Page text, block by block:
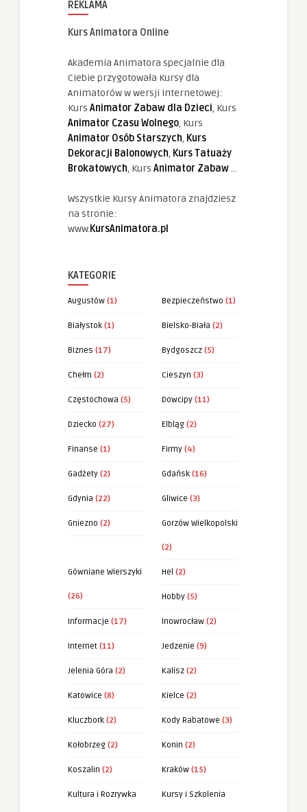
REKLAMA
Kurs Animatora Online
Akademia Animatora specjalnie dla
Ciebie przygotowała Kursy dla
Animatorów w wersji internetowej:
Kurs Animator Zabaw dla Dzieci, Kurs
Animator Czasu Wolnego, Kurs
Animator Osób Starszych, Kurs
Dekoracji Balonowych, Kurs Tatuaży
Brokatowych, Kurs Animator Zabaw...
Wszystkie Kursy Animatora znajdziesz
na stronie:
www.KursAnimatora.pl
KATEGORIE
Augustów (1) Bezpieczeństwo (1)
Białystok (1) Bielsko-Biała (2)
Biznes (17) Bydgoszcz (5)
Chełm (2) Cieszyn (3)
Częstochowa (5) Dowcipy (11)
Dziecko (27) Elbląg (2)
Finanse (1) Firmy (4)
Gadżety (2) Gdańsk (16)
Gdynia (22) Gliwice (3)
Gniezno (2) Gorzów Wielkopolski
(2)
Gówniane Wierszyki
(26)
Hel (2)
Hobby (5)
Informacje (17) Inowrocław (2)
Internet (11) Jedzenie (9)
Jelenia Góra (2) Kalisz (2)
Katowice (8) Kielce (2)
Kluczbork (2) Kody Rabatowe (3)
Kołobrzeg (2) Konin (2)
Koszalin (2) Kraków (15)
Kultura i Rozrywka Kursy i Szkolenia